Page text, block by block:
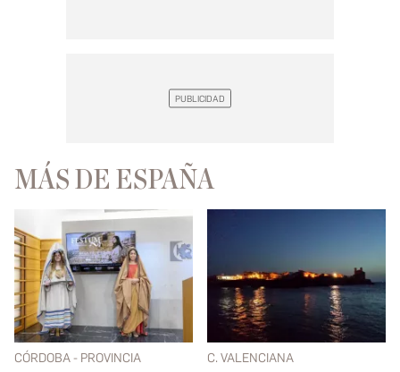
MÁS DE ESPAÑA
CÓRDOBA - PROVINCIA C. VALENCIANA